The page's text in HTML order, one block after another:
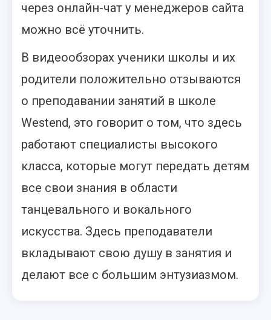
через онлайн-чат у менеджеров сайта
можно всё уточнить.
В видеообзорах ученики школы и их
родители положительно отзываются
о преподавании занятий в школе
Westend, это говорит о том, что здесь
работают специалисты высокого
класса, которые могут передать детям
все свои знания в области
танцевального и вокального
искусства. Здесь преподаватели
вкладывают свою душу в занятия и
делают все с большим энтузиазмом.